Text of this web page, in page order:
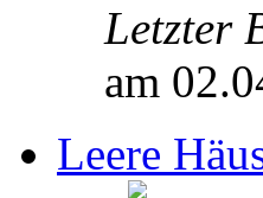
Letzter
am
Leere